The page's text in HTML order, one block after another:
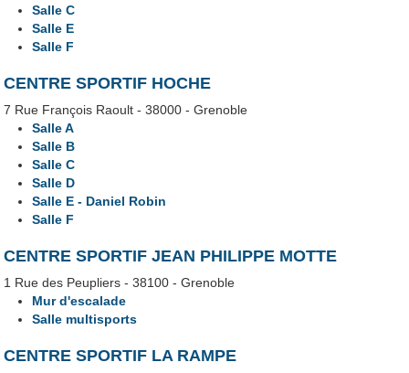
Salle C
Salle E
Salle F
CENTRE SPORTIF HOCHE
7 Rue François Raoult - 38000 - Grenoble
Salle A
Salle B
Salle C
Salle D
Salle E - Daniel Robin
Salle F
CENTRE SPORTIF JEAN PHILIPPE MOTTE
1 Rue des Peupliers - 38100 - Grenoble
Mur d'escalade
Salle multisports
CENTRE SPORTIF LA RAMPE